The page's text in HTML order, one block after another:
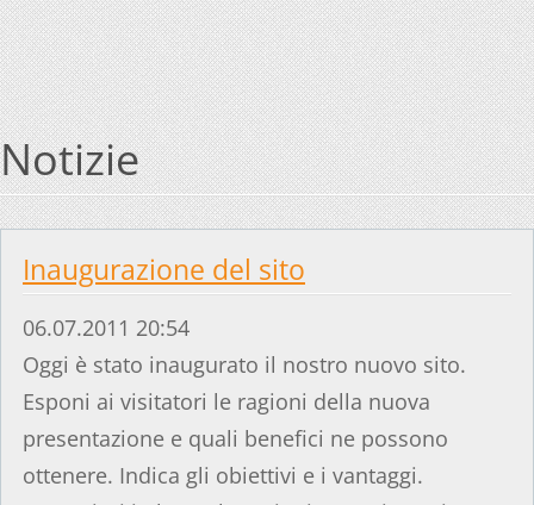
Notizie
Inaugurazione del sito
06.07.2011 20:54
Oggi è stato inaugurato il nostro nuovo sito.
Esponi ai visitatori le ragioni della nuova
presentazione e quali benefici ne possono
ottenere. Indica gli obiettivi e i vantaggi.